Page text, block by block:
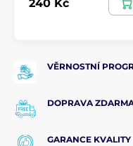
240 Kč
VĚRNOSTNÍ
DOPRAVA
GARANCE